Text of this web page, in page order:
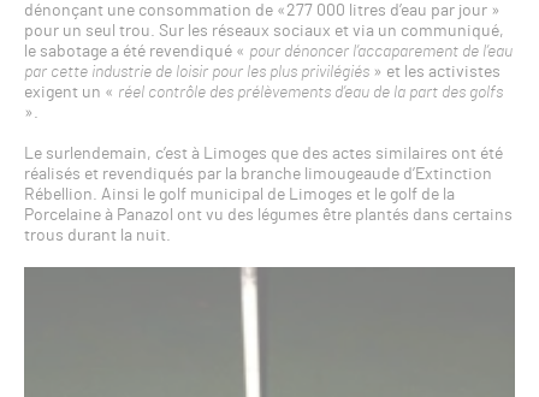
dénonçant une consommation de «277 000 litres d’eau par jour »
pour un seul trou. Sur les réseaux sociaux et via un communiqué,
le sabotage a été revendiqué « pour dénoncer l’accaparement de l’eau
par cette industrie de loisir pour les plus privilégiés» et les activistes
exigent un « réel contrôle des prélèvements d’eau de la part des golfs
».
Le surlendemain, c’est à Limoges que des actes similaires ont été
réalisés et revendiqués par la branche limougeaude d’Extinction
Rébellion. Ainsi le golf municipal de Limoges et le golf de la
Porcelaine à Panazol ont vu des légumes être plantés dans certains
trous durant la nuit.